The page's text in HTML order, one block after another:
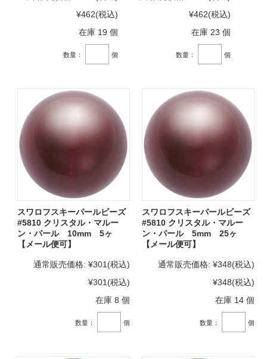
¥462(税込)
在庫 19 個
数量： 個
¥462(税込)
在庫 23 個
数量： 個
スワロフスキーパールビーズ
#5810 クリスタル・マルー
ン・パール 10mm 5ヶ
【メール便可】
通常販売価格: ¥301 (税込)
¥301 (税込)
在庫 8 個
数量： 個
スワロフスキーパールビーズ
#5810 クリスタル・マルー
ン・パール 5mm 25ヶ
【メール便可】
通常販売価格: ¥348(税込)
¥348(税込)
在庫 14 個
数量： 個